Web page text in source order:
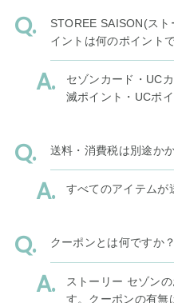
STOREE SAISON(ス
イントは何のポイント
セゾンカード・UC
滅ポイント・UCポ
送料・消費税は別途か
すべてのアイテムが
クーポンとは何ですか？
ストーリー セゾン
す。クーポンの有無